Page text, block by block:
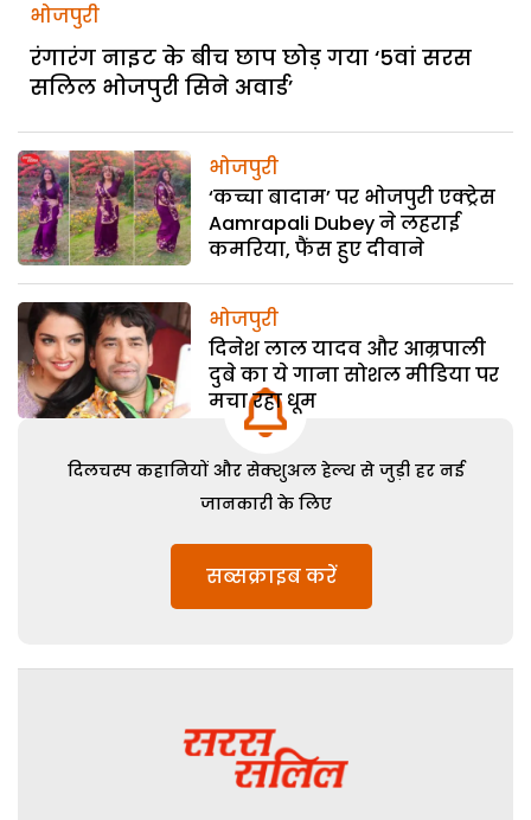
भोजपुरी
रंगारंग नाइट के बीच छाप छोड़ गया ‘5वां सरस
सलिल भोजपुरी सिने अवार्ड’
भोजपुरी
‘कच्चा बादाम’ पर भोजपुरी एक्ट्रेस
Aamrapali Dubey ने लहराई
कमरिया, फैंस हुए दीवाने
भोजपुरी
दिनेश लाल यादव और आम्रपाली
दुबे का ये गाना सोशल मीडिया पर
मचा रहा धूम
दिलचस्प कहानियों और सेक्शुअल हेल्थ से जुड़ी हर नई
जानकारी के लिए
सब्सक्राइब करें